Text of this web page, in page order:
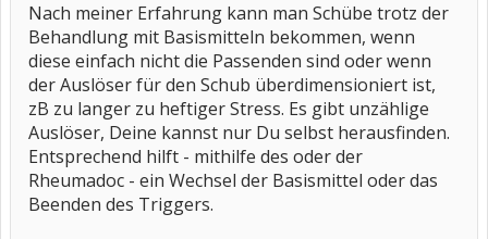
Nach meiner Erfahrung kann man Schübe trotz der
Behandlung mit Basismitteln bekommen, wenn
diese einfach nicht die Passenden sind oder wenn
der Auslöser für den Schub überdimensioniert ist,
zB zu langer zu heftiger Stress. Es gibt unzählige
Auslöser, Deine kannst nur Du selbst herausfinden.
Entsprechend hilft - mithilfe des oder der
Rheumadoc - ein Wechsel der Basismittel oder das
Beenden des Triggers.